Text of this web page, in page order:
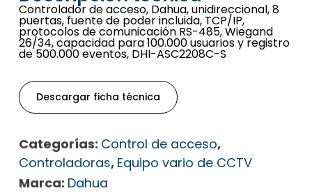
Controlador de acceso, Dahua, unidireccional, 8
puertas, fuente de poder incluida, TCP/IP,
protocolos de comunicación RS-485, Wiegand
26/34, capacidad para 100.000 usuarios y registro
de 500.000 eventos, DHI-ASC2208C-S
Descargar ficha técnica
Categorías: Control de acceso,
Controladoras, Equipo vario de CCTV
Marca: Dahua